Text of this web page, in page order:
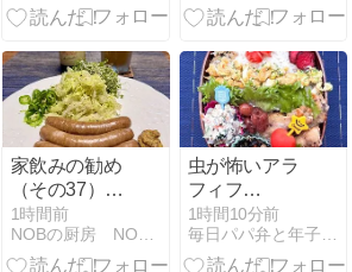
家飲みの勧め
（その37）驚
きの旨いビー
ル
ERDINGER（エ
1時間前
NOBの厨房 NOB's Kitchen
虫が怖いアラ
フィフ
夫、、、使え
ない、、、
1時間10分前
毎日パパ弁と年子３姉妹＋Mダックス